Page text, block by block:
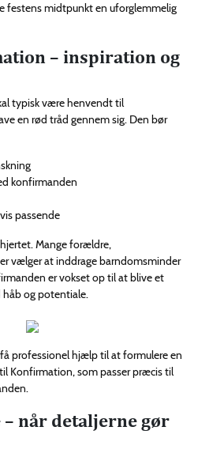
festens midtpunkt en uforglemmelig
– inspiration og
typisk være henvendt til
en rød tråd gennem sig. Den bør
konfirmanden
passende
Mange forældre,
vælger at inddrage barndomsminder
er vokset op til at blive et
og potentiale.
få professionel hjælp til at formulere en
Konfirmation, som passer præcis til
– når detaljerne gør